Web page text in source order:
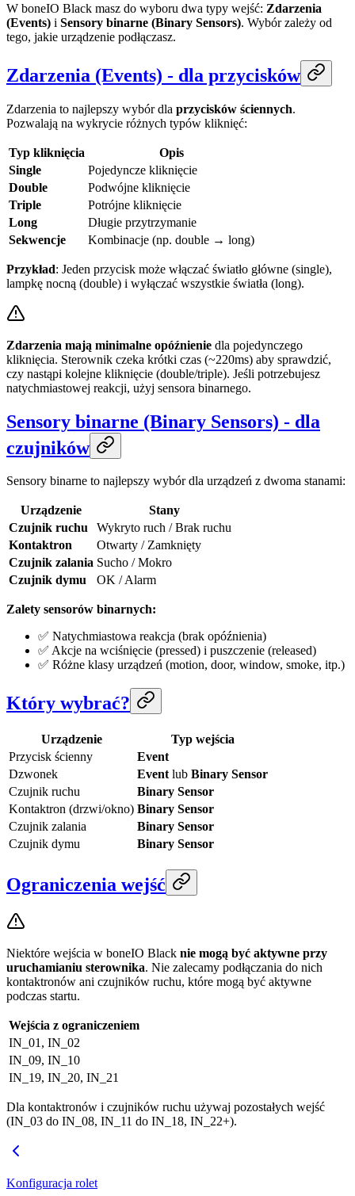
W boneIO Black masz do wyboru dwa typy wejść: Zdarzenia
(Events) i Sensory binarne (Binary Sensors). Wybór zależy od
tego, jakie urządzenie podłączasz.
Zdarzenia (Events) - dla przycisków
Zdarzenia to najlepszy wybór dla przycisków ściennych.
Pozwalają na wykrycie różnych typów kliknięć:
Typ kliknięcia
Opis
Single
Pojedyncze kliknięcie
Double
Podwójne kliknięcie
Triple
Potrójne kliknięcie
Long
Długie przytrzymanie
Sekwencje
Kombinacje (np. double → long)
Przykład: Jeden przycisk może włączać światło główne (single),
lampkę nocną (double) i wyłączać wszystkie światła (long).
Zdarzenia mają minimalne opóźnienie dla pojedynczego
kliknięcia. Sterownik czeka krótki czas (~220ms) aby sprawdzić,
czy nastąpi kolejne kliknięcie (double/triple). Jeśli potrzebujesz
natychmiastowej reakcji, użyj sensora binarnego.
Sensory binarne (Binary Sensors) - dla
czujników
Sensory binarne to najlepszy wybór dla urządzeń z dwoma stanami:
Urządzenie
Stany
Czujnik ruchu
Wykryto ruch / Brak ruchu
Kontaktron
Otwarty / Zamknięty
Czujnik zalania Sucho / Mokro
Czujnik dymu
OK / Alarm
Zalety sensorów binarnych:
✅ Natychmiastowa reakcja (brak opóźnienia)
✅ Akcje na wciśnięcie (pressed) i puszczenie (released)
✅ Różne klasy urządzeń (motion, door, window, smoke, itp.)
Który wybrać?
Urządzenie
Typ wejścia
Przycisk ścienny
Event
Dzwonek
Event lub Binary Sensor
Czujnik ruchu
Binary Sensor
Kontaktron (drzwi/okno) Binary Sensor
Czujnik zalania
Binary Sensor
Czujnik dymu
Binary Sensor
Ograniczenia wejść
Niektóre wejścia w boneIO Black nie mogą być aktywne przy
uruchamianiu sterownika. Nie zalecamy podłączania do nich
kontaktronów ani czujników ruchu, które mogą być aktywne
podczas startu.
Wejścia z ograniczeniem
IN_01, IN_02
IN_09, IN_10
IN_19, IN_20, IN_21
Dla kontaktronów i czujników ruchu używaj pozostałych wejść
(IN_03 do IN_08, IN_11 do IN_18, IN_22+).
Konfiguracja rolet